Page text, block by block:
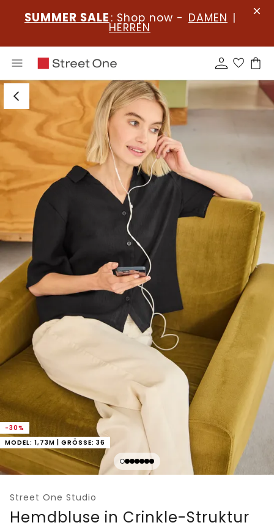
SUMMER SALE : Shop now - DAMEN |
HERREN
-30%
MODEL: 1,73M | GRÖSSE: 36
Street One Studio
Hemdbluse in Crinkle-Struktur